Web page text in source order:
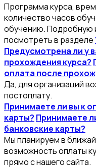
Программа курса,
количество часов
обучению.
посмотреть в разделе
Предусмотрена ли у
прохождения курса?
оплата после
Да, для организаций
постоплату.
Принимаете ли вы к
карты? Принимаете
банковские карты?
Мы планируем в
возможность оплаты
прямо с нашего сайта.